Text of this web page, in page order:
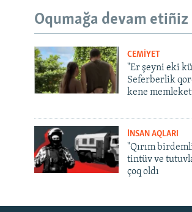
Русский
Oqumağa devam etiñiz
CEMİYET
"Er şeyni eki
Seferberlik
kene
İNSAN AQLARI
"Qırım
tintüv ve
çoq oldı